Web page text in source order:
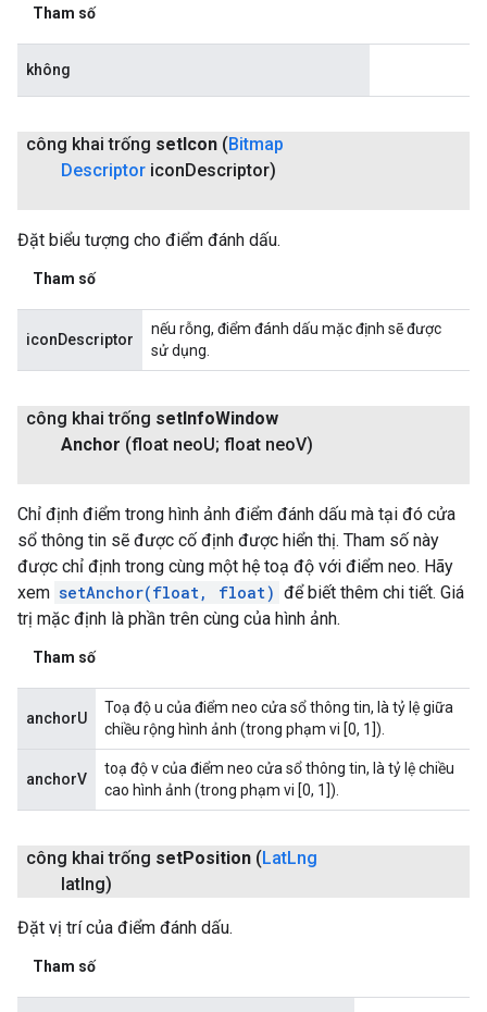
Tham số
không
công khai trống setIcon (Bitmap
Descriptor iconDescriptor)
Đặt biểu tượng cho điểm đánh dấu.
Tham số
iconDescriptor
nếu rỗng, điểm đánh dấu mặc định sẽ được
sử dụng.
công khai trống setInfoWindow
Anchor (float neoU; float neoV)
Chỉ định điểm trong hình ảnh điểm đánh dấu mà tại đó cửa
sổ thông tin sẽ được cố định được hiển thị. Tham số này
được chỉ định trong cùng một hệ toạ độ với điểm neo. Hãy
xem setAnchor(float, float) để biết thêm chi tiết. Giá
trị mặc định là phần trên cùng của hình ảnh.
Tham số
anchorU
Toạ độ u của điểm neo cửa sổ thông tin, là tỷ lệ giữa
chiều rộng hình ảnh (trong phạm vi [0, 1]).
anchorV
toạ độ v của điểm neo cửa sổ thông tin, là tỷ lệ chiều
cao hình ảnh (trong phạm vi [0, 1]).
công khai trống setPosition ( LatLng
latlng)
Đặt vị trí của điểm đánh dấu.
Tham số